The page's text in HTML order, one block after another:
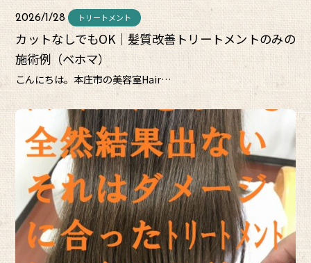
2026/1/28 トリートメント
カットなしでもOK｜髪質改善トリートメントのみの
施術例（ベホマ）
こんにちは。本庄市の美容室Hair…